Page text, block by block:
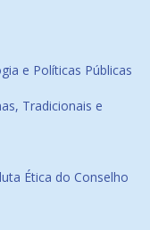
e Políticas Públicas
Tradicionais e
Ética do Conselho